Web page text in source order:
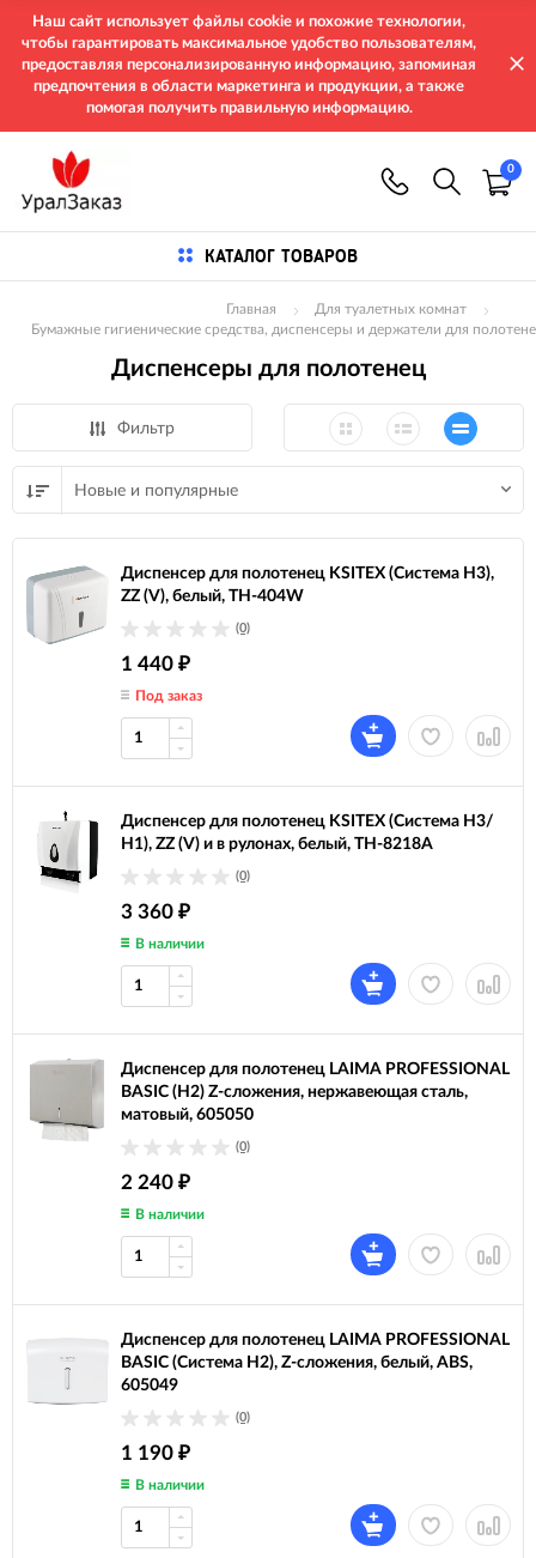
Наш сайт использует файлы cookie и похожие технологии,
чтобы гарантировать максимальное удобство пользователям,
предоставляя персонализированную информацию, запоминая
предпочтения в области маркетинга и продукции, а также
помогая получить правильную информацию.
0
КАТАЛОГ ТОВАРОВ
Главная
Для туалетных комнат
Бумажные гигиенические средства, диспенсеры и держатели для
Диспенсеры для полотенец
Фильтр
Новые и популярные
Диспенсер для полотенец KSITEX (Система H3),
ZZ (V), белый, ТН-404W
(0)
1 440 ₽
Под заказ
Диспенсер для полотенец KSITEX (Система H3/
Н1), ZZ (V) и в рулонах, белый, ТН-8218A
(0)
3 360 ₽
В наличии
Диспенсер для полотенец LAIMA PROFESSIONAL
BASIC (H2) Z-сложения, нержавеющая сталь,
матовый, 605050
(0)
2 240 ₽
В наличии
Диспенсер для полотенец LAIMA PROFESSIONAL
BASIC (Система H2), Z-сложения, белый, ABS,
605049
(0)
1 190 ₽
В наличии